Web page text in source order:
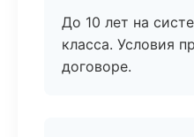
До 10 лет на
класса. Условия
договоре.